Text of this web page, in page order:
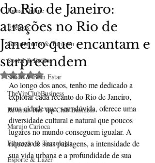
Jornal Online
Eventos
Gastronomia & Turismo
Social & Estilos
Saúde & Bem Estar
TheVipClubBusiness
Revistas The Vip Club Business
Marujo Carioca
Educação & Tecnologia
Esporte & Lazer
do Rio de Janeiro:
atrações no Rio de
Janeiro que encantam e
surpreendem
Avaliado com NaN de 5 estrelas.
Ao longo dos anos, tenho me dedicado a
explorar cada recanto do Rio de Janeiro,
uma cidade que, sem dúvida, oferece uma
diversidade cultural e natural que poucos
lugares no mundo conseguem igualar. A
riqueza de suas paisagens, a intensidade de
sua vida urbana e a profundidade de sua